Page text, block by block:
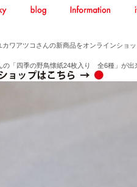
カワアツコさんの新商品をオンラインショ
の「四季の野鳥懐紙24枚入り 全6種」が出